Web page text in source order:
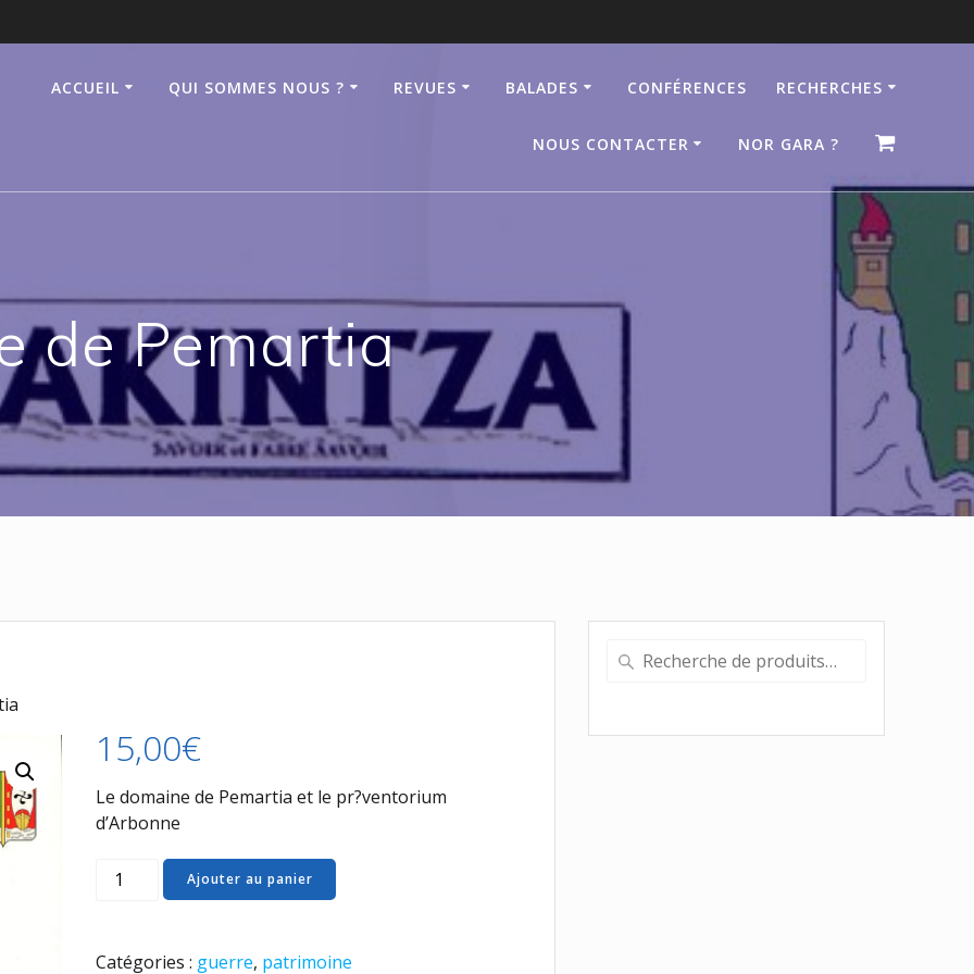
ACCUEIL QUI SOMMES NOUS ? REVUES BALADES CONFÉRENCES RECHERCHES
NOUS CONTACTER NOR GARA ?
de Pemartia
15,00€
Le domaine de Pemartia et le pr?ventorium
d’Arbonne
quantité
Ajouter au panier
Catégories : guerre, patrimoine
Recherche
pour :